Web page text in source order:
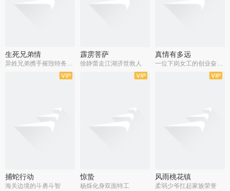
生死兄弟情
异姓兄弟携手摧毁特务阴谋
霹雳菩萨
徐静蕾走江湖济世救人
真情有多远
一位下岗女工的创业奋斗史
捕蛇行动
海关边境的斗勇斗智
惊蛰
杨烁化身双面特工
风雨桃花镇
柔弱少爷扛起家族荣誉